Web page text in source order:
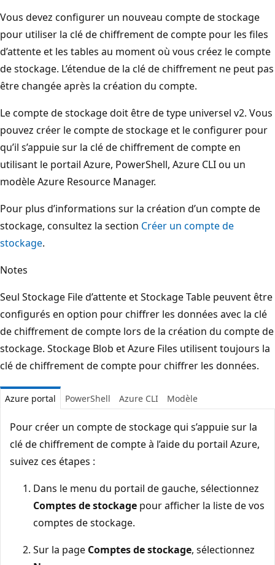
Vous devez configurer un nouveau compte de stockage
pour utiliser la clé de chiffrement de compte pour les files
d’attente et les tables au moment où vous créez le compte
de stockage. L’étendue de la clé de chiffrement ne peut pas
être changée après la création du compte.
Le compte de stockage doit être de type universel v2. Vous
pouvez créer le compte de stockage et le configurer pour
qu’il s’appuie sur la clé de chiffrement de compte en
utilisant le portail Azure, PowerShell, Azure CLI ou un
modèle Azure Resource Manager.
Pour plus d’informations sur la création d’un compte de
stockage, consultez la section Créer un compte de
stockage.
Notes
Seul Stockage File d’attente et Stockage Table peuvent être
configurés en option pour chiffrer les données avec la clé
de chiffrement de compte lors de la création du compte de
stockage. Stockage Blob et Azure Files utilisent toujours la
clé de chiffrement de compte pour chiffrer les données.
Azure portal PowerShell Azure CLI Modèle
Pour créer un compte de stockage qui s’appuie sur la
clé de chiffrement de compte à l’aide du portail Azure,
suivez ces étapes :
Dans le menu du portail de gauche, sélectionnez
Comptes de stockage pour afficher la liste de vos
comptes de stockage.
Sur la page Comptes de stockage, sélectionnez